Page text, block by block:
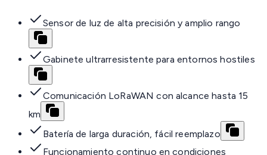
Sensor de luz de alta precisión y amplio rango
Gabinete ultrarresistente para entornos hostiles
Comunicación LoRaWAN con alcance hasta 15
km
Batería de larga duración, fácil reemplazo
Funcionamiento continuo en condiciones